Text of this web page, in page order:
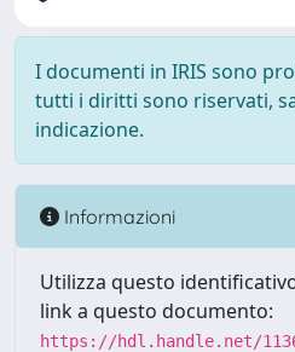
I documenti in IRIS sono
tutti i diritti sono riservati,
indicazione.
Informazioni
Utilizza questo
link a questo documento:
https://hdl.handle.net/